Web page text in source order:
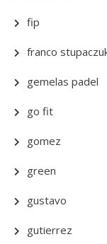
fip
franco
gemelas padel
go fit
gomez
green
gustavo
gutierrez